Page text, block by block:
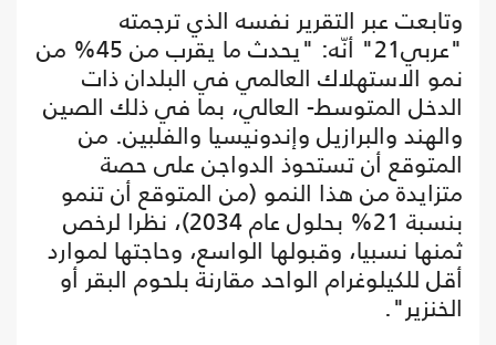
وتابعت عبر التقرير نفسه الذي ترجمته
"عربي21" أنّه: "يحدث ما يقرب من 45% من
نمو الاستهلاك العالمي في البلدان ذات
الدخل المتوسط- العالي، بما في ذلك الصين
والهند والبرازيل وإندونيسيا والفلبين. من
المتوقع أن تستحوذ الدواجن على حصة
متزايدة من هذا النمو (من المتوقع أن تنمو
بنسبة 21% بحلول عام 2034)، نظرا لرخص
ثمنها نسبيا، وقبولها الواسع، وحاجتها لموارد
أقل للكيلوغرام الواحد مقارنة بلحوم البقر أو
الخنزير".